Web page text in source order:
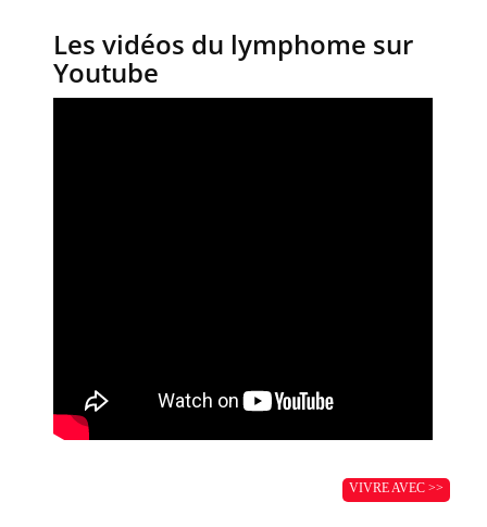
Les vidéos du lymphome sur
Youtube
VIVRE AVEC >>